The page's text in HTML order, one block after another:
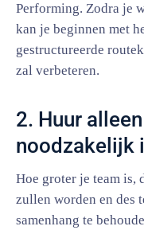
Performing. Zodra je
kan je beginnen met
gestructureerde
zal verbeteren.
2. Huur
noodzakelijk
Hoe groter je team is,
zullen worden en des
samenhang te